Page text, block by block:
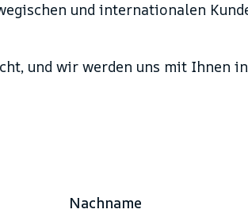
und internationalen
und wir werden uns mit Ihnen
Nachname